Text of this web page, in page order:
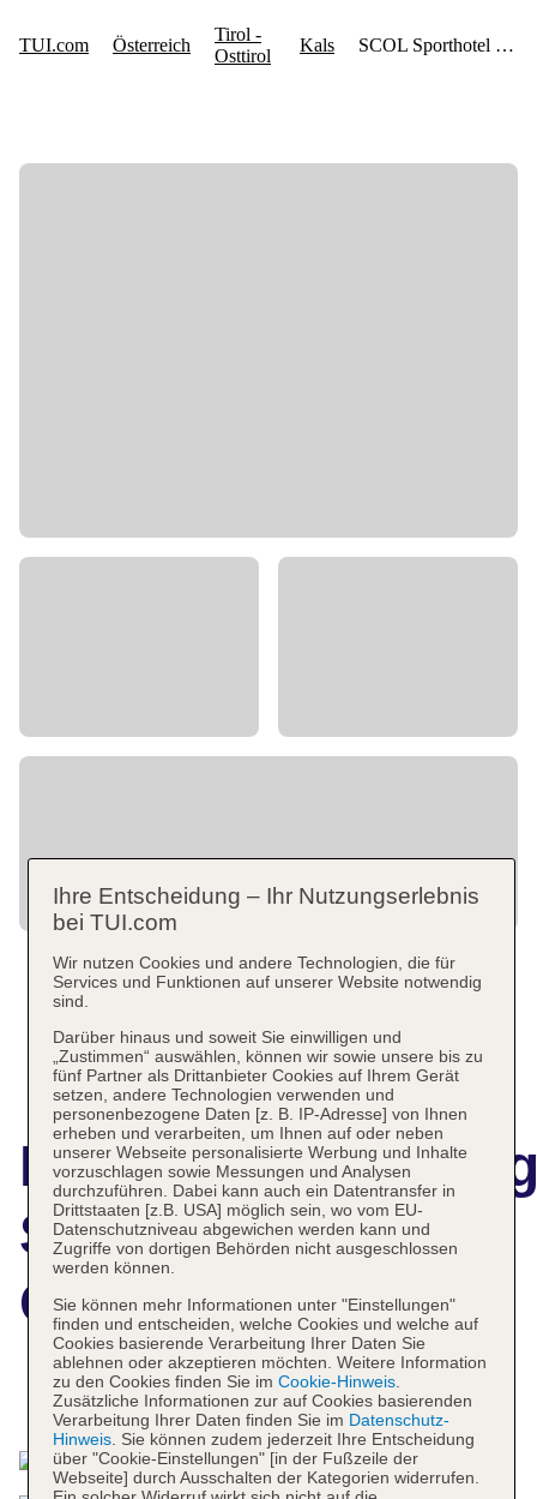
SCOL Sporthotel
Grossglockner
Das bietet Ihre Unterkunft
Ihre Entscheidung – Ihr Nutzungserlebnis
bei TUI.com
Wir nutzen Cookies und andere Technologien, die für
Services und Funktionen auf unserer Website notwendig
sind.
Darüber hinaus und soweit Sie einwilligen und
„Zustimmen“ auswählen, können wir sowie unsere bis zu
fünf Partner als Drittanbieter Cookies auf Ihrem Gerät
setzen, andere Technologien verwenden und
personenbezogene Daten [z. B. IP-Adresse] von Ihnen
erheben und verarbeiten, um Ihnen auf oder neben
unserer Webseite personalisierte Werbung und Inhalte
vorzuschlagen sowie Messungen und Analysen
durchzuführen. Dabei kann auch ein Datentransfer in
Drittstaaten [z.B. USA] möglich sein, wo vom EU-
Datenschutzniveau abgewichen werden kann und
Zugriffe von dortigen Behörden nicht ausgeschlossen
werden können.
Sie können mehr Informationen unter "Einstellungen"
finden und entscheiden, welche Cookies und welche auf
Cookies basierende Verarbeitung Ihrer Daten Sie
ablehnen oder akzeptieren möchten. Weitere Information
zu den Cookies finden Sie im Cookie-Hinweis.
Zusätzliche Informationen zur auf Cookies basierenden
Verarbeitung Ihrer Daten finden Sie im Datenschutz-
Hinweis. Sie können zudem jederzeit Ihre Entscheidung
über "Cookie-Einstellungen" [in der Fußzeile der
Webseite] durch Ausschalten der Kategorien widerrufen.